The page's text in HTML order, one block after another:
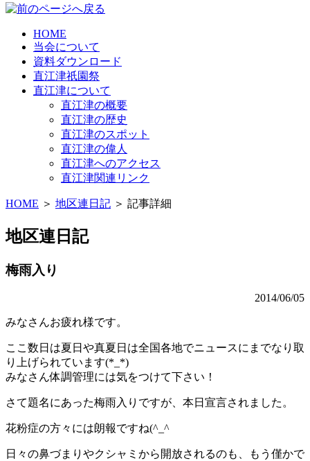
HOME
当会について
資料ダウンロード
直江津祇園祭
直江津について
直江津の概要
直江津の歴史
直江津のスポット
直江津の偉人
直江津へのアクセス
直江津関連リンク
HOME ＞ 地区連日記 ＞ 記事詳細
地区連日記
梅雨入り
2014/06/05
みなさんお疲れ様です。
ここ数日は夏日や真夏日は全国各地でニュースにまでなり取
り上げられています(*_*)
みなさん体調管理には気をつけて下さい！
さて題名にあった梅雨入りですが、本日宣言されました。
花粉症の方々には朗報ですね(^_^ゞ
日々の鼻づまりやクシャミから開放されるのも、もう僅かで